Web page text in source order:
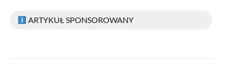
ARTYKUŁ SPONSOROWANY